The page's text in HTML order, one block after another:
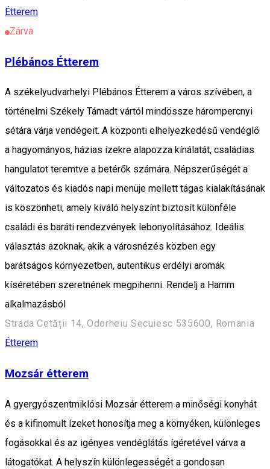
Étterem
Zárva
Plébános Étterem
A székelyudvarhelyi Plébános Étterem a város szívében, a
történelmi Székely Támadt vártól mindössze hárompercnyi
sétára várja vendégeit. A központi elhelyezkedésű vendéglő
a hagyományos, házias ízekre alapozza kínálatát, családias
hangulatot teremtve a betérők számára. Népszerűségét a
változatos és kiadós napi menüje mellett tágas kialakításának
is köszönheti, amely kiváló helyszínt biztosít különféle
családi és baráti rendezvények lebonyolításához. Ideális
választás azoknak, akik a városnézés közben egy
barátságos környezetben, autentikus erdélyi aromák
kíséretében szeretnének megpihenni. Rendelj a Hamm
alkalmazásból
Strada Cetății 14, Odorheiu Secuiesc 535600, Romania
Étterem
Mozsár étterem
A gyergyószentmiklósi Mozsár étterem a minőségi konyhát
és a kifinomult ízeket honosítja meg a környéken, különleges
fogásokkal és az igényes vendéglátás ígéretével várva a
látogatókat. A helyszín különlegességét a gondosan